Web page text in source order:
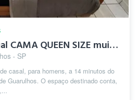
Quarto individual CAMA QUEEN SIZE muito ...
- SP
casal, para homens, a 14 minutos do
Guarulhos. O espaço destinado conta,